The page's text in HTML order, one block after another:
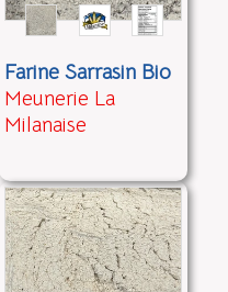
Farine Sarrasin Bio
Meunerie La
Milanaise